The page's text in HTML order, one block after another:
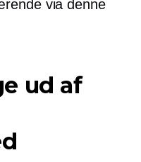
via denne
ud af